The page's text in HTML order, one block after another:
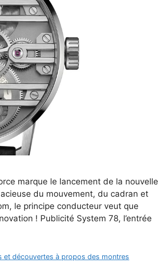
marque le lancement de la nouvelle
du mouvement, du cadran et
le principe conducteur veut que
! Publicité System 78, l’entrée
et découvertes à propos des montres